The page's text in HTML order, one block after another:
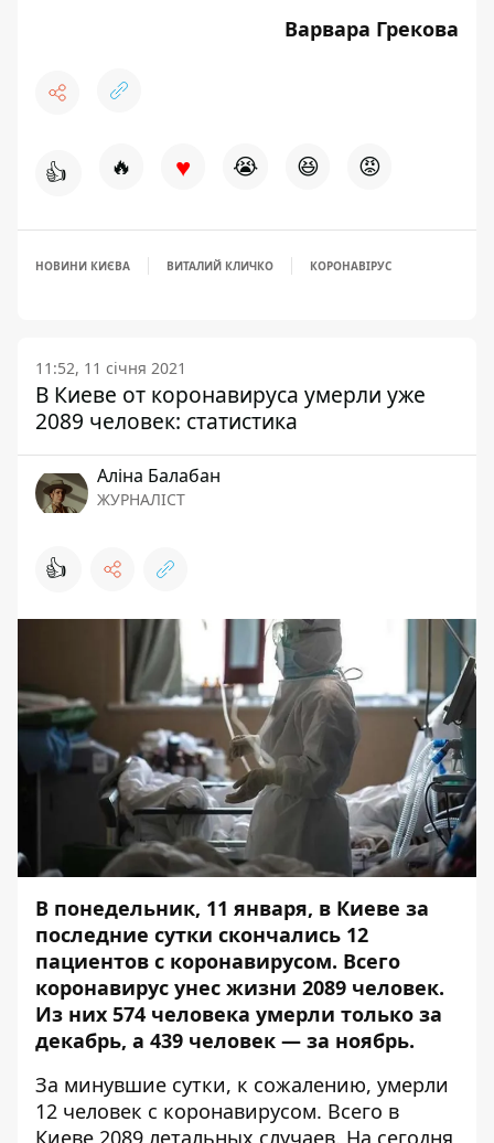
Варвара Грекова
👍 🔥 ♥ 😭 😆 😡
НОВИНИ КИЄВА ВИТАЛИЙ КЛИЧКО КОРОНАВІРУС
11:52, 11 січня 2021
В Киеве от коронавируса умерли уже
2089 человек: статистика
Аліна Балабан
ЖУРНАЛІСТ
👍
В понедельник, 11 января, в Киеве за
последние сутки скончались 12
пациентов с коронавирусом. Всего
коронавирус унес жизни 2089 человек.
Из них 574 человека умерли только за
декабрь, а 439 человек — за ноябрь.
За минувшие сутки, к сожалению, умерли
12 человек с коронавирусом. Всего в
Киеве 2089 летальных случаев. На сегодня